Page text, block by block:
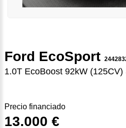
Ford EcoSport
1.0T EcoBoost 92kW (125CV)
Precio financiado
13.000 €